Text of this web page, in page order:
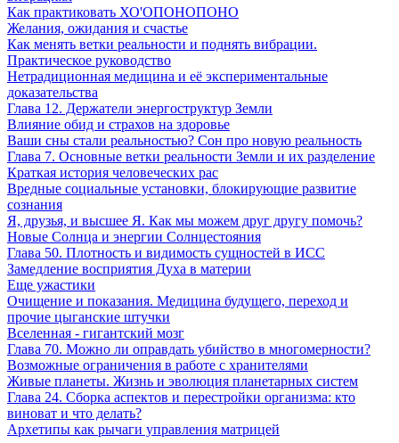
Как практиковать ХО'ОПОНОПОНО
Желания, ожидания и счастье
Как менять ветки реальности и поднять вибрации.
Практическое руководство
Нетрадиционная медицина и её экспериментальные
доказательства
Глава 12. Держатели энергоструктур Земли
Влияние обид и страхов на здоровье
Ваши сны стали реальностью? Сон про новую реальность
Глава 7. Основные ветки реальности Земли и их разделение
Краткая история человеческих рас
Вредные социальные установки, блокирующие развитие
сознания
Я, друзья, и высшее Я. Как мы можем друг другу помочь?
Новые Солнца и энергии Солнцестояния
Глава 50. Плотность и видимость сущностей в ИСС
Замедление восприятия Духа в материи
Еще ужастики
Очищение и показания. Медицина будущего, переход и
прочие цыганские штучки
Вселенная - гигантский мозг
Глава 70. Можно ли оправдать убийство в многомерности?
Возможные ограничения в работе с хранителями
Живые планеты. Жизнь и эволюция планетарных систем
Глава 24. Сборка аспектов и перестройки организма: кто
виноват и что делать?
Архетипы как рычаги управления матрицей